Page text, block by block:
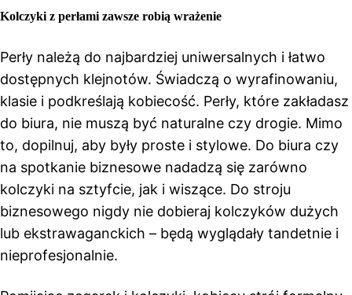
Kolczyki z perłami zawsze robią wrażenie
Perły należą do najbardziej uniwersalnych i łatwo
dostępnych klejnotów. Świadczą o wyrafinowaniu,
klasie i podkreślają kobiecość. Perły, które zakładasz
do biura, nie muszą być naturalne czy drogie. Mimo
to, dopilnuj, aby były proste i stylowe. Do biura czy
na spotkanie biznesowe nadadzą się zarówno
kolczyki na sztyfcie, jak i wiszące. Do stroju
biznesowego nigdy nie dobieraj kolczyków dużych
lub ekstrawaganckich – będą wyglądały tandetnie i
nieprofesjonalnie.